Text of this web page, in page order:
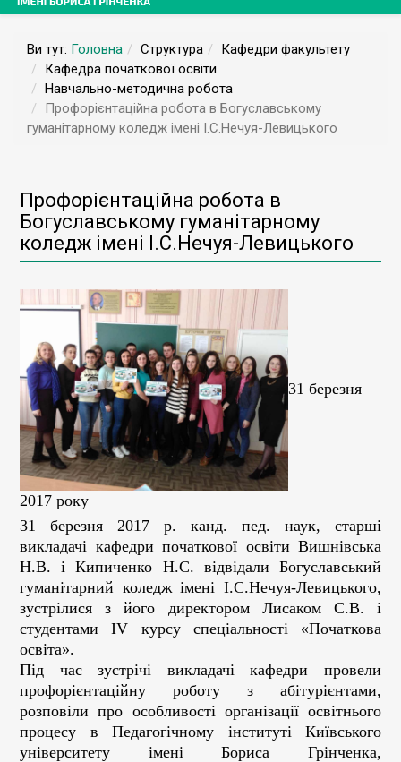
Ви тут: Головна Структура
Кафедри факультету
Кафедра початкової освіти
Навчально-методична робота
Профорієнтаційна робота в Богуславському
гуманітарному коледж імені І.С.Нечуя-Левицького
Профорієнтаційна робота в
Богуславському гуманітарному
коледж імені І.С.Нечуя-Левицького
31 березня
2017 року
31 березня 2017 р. канд. пед. наук, старші
викладачі кафедри початкової освіти Вишнівська
Н.В. і Кипиченко Н.С. відвідали Богуславський
гуманітарний коледж імені І.С.Нечуя-Левицького,
зустрілися з його директором Лисаком С.В. і
студентами ІV курсу спеціальності «Початкова
освіта».
Під час зустрічі викладачі кафедри провели
профорієнтаційну роботу з абітурієнтами,
розповіли про особливості організації освітнього
процесу в Педагогічному інституті Київського
університету імені Бориса Грінченка,